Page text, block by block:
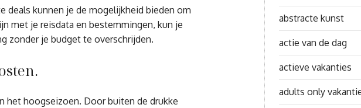
deals kunnen je de mogelijkheid bieden om
met je reisdata en bestemmingen, kun je
zonder je budget te overschrijden.
het hoogseizoen. Door buiten de drukke
abstracte kunst
actie van de dag
actieve vakanties
adults only